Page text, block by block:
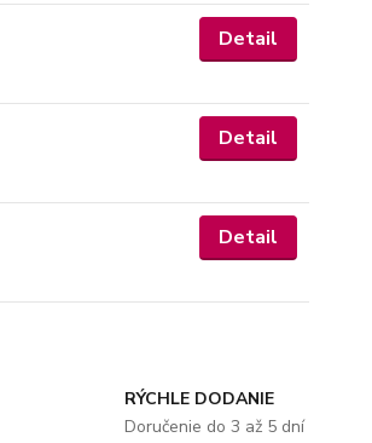
Detail
Detail
Detail
RÝCHLE DODANIE
Doručenie do 3 až 5 dní